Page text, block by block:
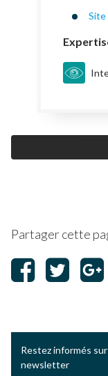
Partager cette
Restez informés
newsletter